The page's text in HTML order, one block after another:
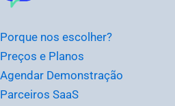
Porque nos escolher?
Preços e Planos
Agendar Demonstração
Parceiros SaaS